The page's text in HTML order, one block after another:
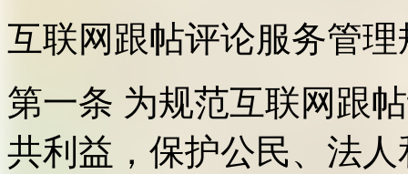
互联网跟帖评论服务管理
第一条 为规范互联网跟
共利益，保护公民、法